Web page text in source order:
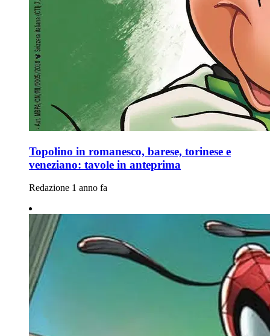
Topolino in romanesco, barese, torinese e
veneziano: tavole in anteprima
Redazione 1 anno fa